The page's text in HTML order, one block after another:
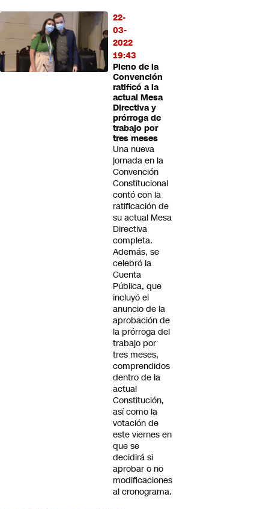
22-
03-
2022
19:43
Pleno de la
Convención
ratificó a la
actual Mesa
Directiva y
prórroga de
trabajo por
tres meses
Una nueva
jornada en la
Convención
Constitucional
contó con la
ratificación de
su actual Mesa
Directiva
completa.
Además, se
celebró la
Cuenta
Pública, que
incluyó el
anuncio de la
aprobación de
la prórroga del
trabajo por
tres meses,
comprendidos
dentro de la
actual
Constitución,
así como la
votación de
este viernes en
que se
decidirá si
aprobar o no
modificaciones
al cronograma.